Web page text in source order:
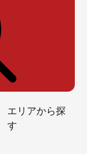
エリアから探
す